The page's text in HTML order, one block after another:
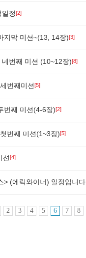
정[2]
지막 미션~(13, 14장)[3]
번째 미션 (10~12장)[8]
번째미션[5]
번째 미션(4-6장)[2]
번째 미션(1~3장)[5]
션[4]
> (에릭와이너) 일정입니
2 3 4 5 6 7 8